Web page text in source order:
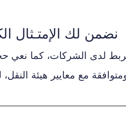
نضمن لك الإمتـثال
لدى الشركات، كما نعي
مع معايير هيئة